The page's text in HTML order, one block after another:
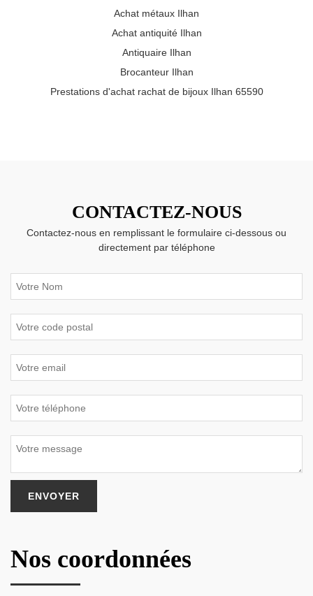
Achat métaux Ilhan
Achat antiquité Ilhan
Antiquaire Ilhan
Brocanteur Ilhan
Prestations d'achat rachat de bijoux Ilhan 65590
CONTACTEZ-NOUS
Contactez-nous en remplissant le formulaire ci-dessous ou
directement par téléphone
Nos coordonnées